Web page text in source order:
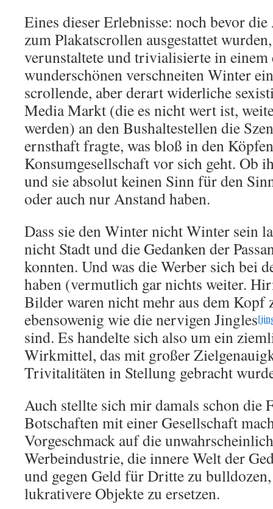
Eines dieser Erlebnisse: noch bevor
zum Plakatscrollen ausgestattet
verunstaltete und trivialisierte in einem
wunderschönen verschneiten Winter
scrollende, aber derart widerliche
Media Markt (die es nicht wert ist,
werden) an den Bushaltestellen die
ernsthaft fragte, was bloß in den
Konsumgesellschaft vor sich geht. Ob
und sie absolut keinen Sinn für den
oder auch nur Anstand haben.
Dass sie den Winter nicht Winter sein
nicht Stadt und die Gedanken der
konnten. Und was die Werber sich bei
haben (vermutlich gar nichts weiter.
Bilder waren nicht mehr aus dem Kopf
ebensowenig wie die nervigen Jingles
sind. Es handelte sich also um ein
Wirkmittel, das mit großer
Trivitalitäten in Stellung gebracht
Auch stellte sich mir damals schon die
Botschaften mit einer Gesellschaft
Vorgeschmack auf die
Werbeindustrie, die innere Welt der
und gegen Geld für Dritte zu
lukrativere Objekte zu ersetzen.